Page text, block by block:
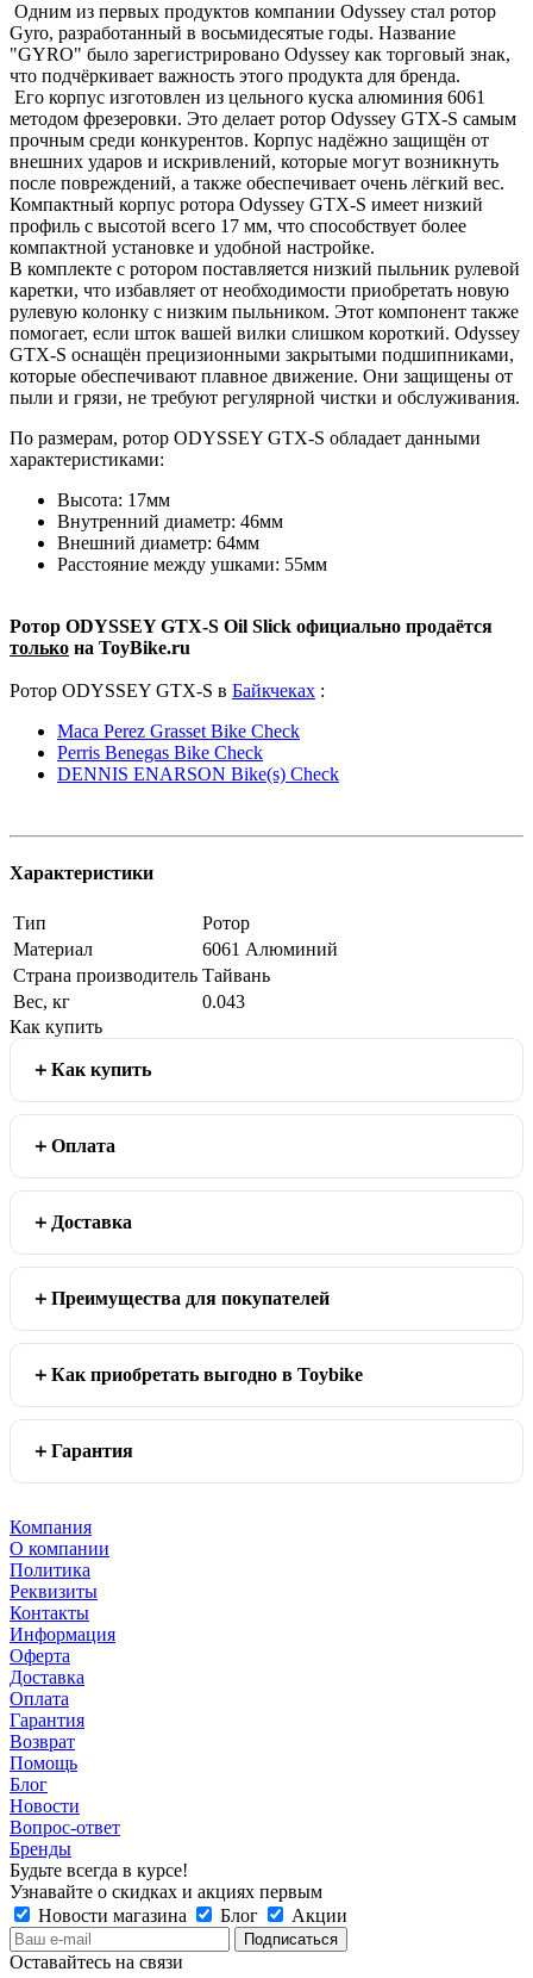
Одним из первых продуктов компании Odyssey стал ротор
Gyro, разработанный в восьмидесятые годы. Название
"GYRO" было зарегистрировано Odyssey как торговый знак,
что подчёркивает важность этого продукта для бренда.
Его корпус изготовлен из цельного куска алюминия 6061
методом фрезеровки. Это делает ротор Odyssey GTX-S самым
прочным среди конкурентов. Корпус надёжно защищён от
внешних ударов и искривлений, которые могут возникнуть
после повреждений, а также обеспечивает очень лёгкий вес.
Компактный корпус ротора Odyssey GTX-S имеет низкий
профиль с высотой всего 17 мм, что способствует более
компактной установке и удобной настройке.
В комплекте с ротором поставляется низкий пыльник рулевой
каретки, что избавляет от необходимости приобретать новую
рулевую колонку с низким пыльником. Этот компонент также
помогает, если шток вашей вилки слишком короткий. Odyssey
GTX-S оснащён прецизионными закрытыми подшипниками,
которые обеспечивают плавное движение. Они защищены от
пыли и грязи, не требуют регулярной чистки и обслуживания.
По размерам, ротор ODYSSEY GTX-S обладает данными
характеристиками:
Высота: 17мм
Внутренний диаметр: 46мм
Внешний диаметр: 64мм
Расстояние между ушками: 55мм
Ротор ODYSSEY GTX-S Oil Slick официально продаётся
только на ToyBike.ru
Ротор ODYSSEY GTX-S в Байкчеках :
Maca Perez Grasset Bike Check
Perris Benegas Bike Check
DENNIS ENARSON Bike(s) Check
Характеристики
Тип
Ротор
Материал
6061 Алюминий
Страна производитель Тайвань
Вес, кг
0.043
Как купить
Как купить
Оплата
Доставка
Преимущества для покупателей
Как приобретать выгодно в Toybike
Гарантия
Компания
О компании
Политика
Реквизиты
Контакты
Информация
Оферта
Доставка
Оплата
Гарантия
Возврат
Помощь
Блог
Новости
Вопрос-ответ
Бренды
Будьте всегда в курсе!
Узнавайте о скидках и акциях первым
Новости магазина
Блог Акции
Оставайтесь на связи